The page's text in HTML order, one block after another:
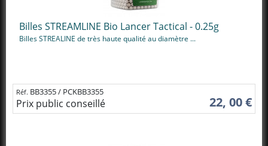
Billes STREAMLINE Bio Lancer Tactical - 0.25g
Billes STREALINE de très haute qualité au diamètre ...
Réf. BB3355 / PCKBB3355
Prix public conseillé 22, 00 €